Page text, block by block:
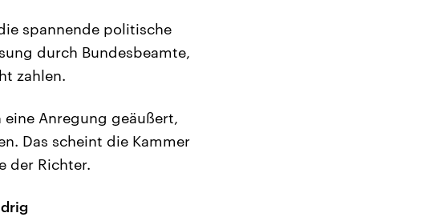
spannende politische
durch Bundesbeamte,
zahlen.
Anregung geäußert,
Das scheint die Kammer
der Richter.